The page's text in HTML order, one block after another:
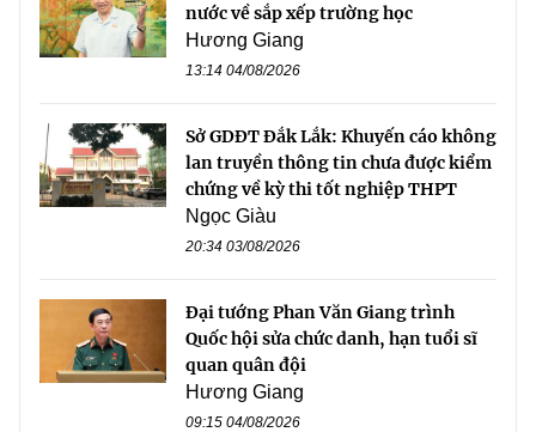
nước về sắp xếp trường học
Hương Giang
13:14 04/08/2026
Sở GDĐT Đắk Lắk: Khuyến cáo không
lan truyền thông tin chưa được kiểm
chứng về kỳ thi tốt nghiệp THPT
Ngọc Giàu
20:34 03/08/2026
Đại tướng Phan Văn Giang trình
Quốc hội sửa chức danh, hạn tuổi sĩ
quan quân đội
Hương Giang
09:15 04/08/2026